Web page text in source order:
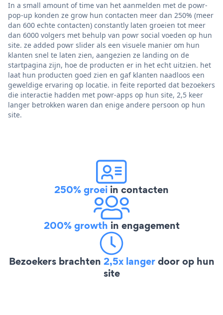
In a small amount of time van het aanmelden met de powr-
pop-up konden ze grow hun contacten meer dan 250% (meer
dan 600 echte contacten) constantly laten groeien tot meer
dan 6000 volgers met behulp van powr social voeden op hun
site. ze added powr slider als een visuele manier om hun
klanten snel te laten zien, aangezien ze landing on de
startpagina zijn, hoe de producten er in het echt uitzien. het
laat hun producten goed zien en gaf klanten naadloos een
geweldige ervaring op locatie. in feite reported dat bezoekers
die interactie hadden met powr-apps op hun site, 2,5 keer
langer betrokken waren dan enige andere persoon op hun
site.
250% groei in contacten
200% growth in engagement
Bezoekers brachten 2,5x langerdoor op hun
site